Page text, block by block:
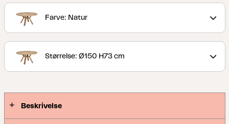
serveringsbricka.
Farve: Natur
Størrelse: Ø150 H73 cm
Beskrivelse